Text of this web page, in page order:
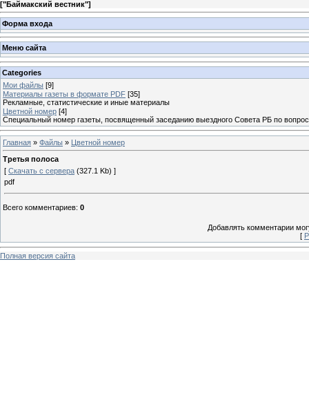
["Баймакский вестник"]
Форма входа
Меню сайта
Categories
Мои файлы [9]
Материалы газеты в формате PDF [35]
Рекламные, статистические и иные материалы
Цветной номер [4]
Специальный номер газеты, посвященный заседанию выездного Совета РБ по
Главная » Файлы » Цветной номер
Третья полоса
[ Скачать с сервера (327.1 Kb) ]
pdf
Всего комментариев: 0
Добавлять комментарии
[
Полная версия сайта